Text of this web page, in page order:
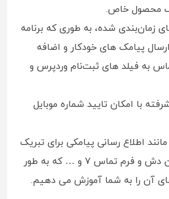
محصول خاص.
زمان‌بندی شده، به‌ طوری که برنامه
پیامک‌ های خودکار و اضافه‌
به فیلد های ثبت‌نام وردپرس و
با امکان تایید شماره موبایل
اطلاع رسانی پیامکی برای تبریک
تولد ، لرن پرس ، لرن دش و فرم تماس ۷ و … که به طور
آن را به شما آموزش می دهیم.